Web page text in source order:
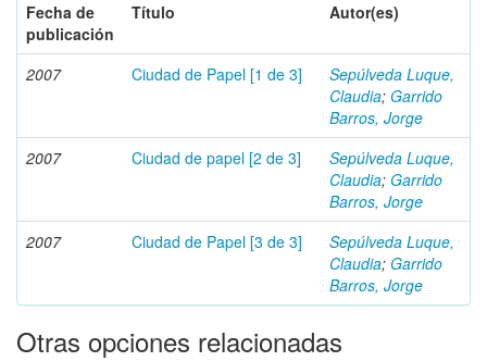
Fecha de
publicación
Título Autor(es)
2007 Ciudad de Papel [1 de 3]
Sepúlveda Luque,
Claudia; Garrido
Barros, Jorge
2007
Ciudad de papel [2 de 3]
Sepúlveda Luque,
Claudia; Garrido
Barros, Jorge
2007
Ciudad de Papel [3 de 3]
Sepúlveda Luque,
Claudia; Garrido
Barros, Jorge
Otras opciones relacionadas